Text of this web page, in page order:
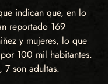
indican que, en lo
reportado 169
y mujeres, lo que
100 mil habitantes.
7 son adultas.